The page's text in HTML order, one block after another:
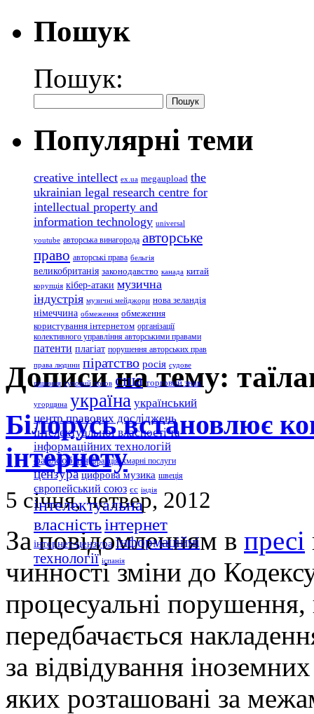
Пошук
Пошук:
Популярні теми
creative intellect ex.ua megaupload the
ukrainian legal research centre for
intellectual property and
information technology universal
youtube авторська винагорода авторське
право авторські права бельгія
великобританія законодавство канада китай
корупція кібер-атаки музична
індустрія музичні мейджори нова зеландія
німеччина обмеження обмеження
користування інтернетом організації
колективного управління авторськими правами
патенти плагіат порушення авторських прав
права людини піратство росія судове
рішення судовий позов сша торговий знак
угорщина україна український
центр правових досліджень
інтелектуальної власності та
інформаційних технологій
файлообмін франція хмарні послуги
цензура цифрова музика швеція
європейський союз єс індія
інтелектуальна
власністьінтернет
інтернет-цензура інформаційні
технології іспанія
Дописи на тему:
Білорусь встановлює
інтернету
5 січня, четвер, 2012
За повідомленням в пресі
чинності зміни до
процесуальні порушення,
передбачається
за відвідування
яких розташовані за